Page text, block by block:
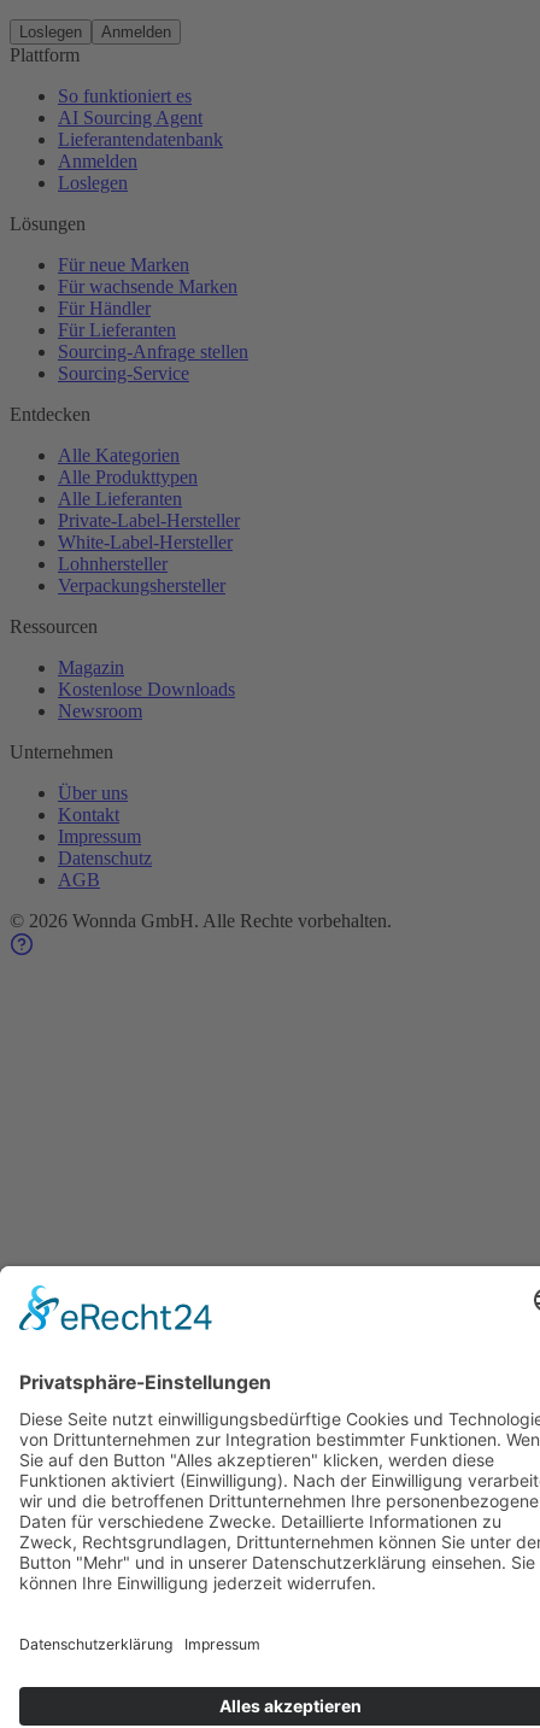
Loslegen Anmelden
Plattform
So funktioniert es
AI Sourcing Agent
Lieferantendatenbank
Anmelden
Loslegen
Lösungen
Für neue Marken
Für wachsende Marken
Für Händler
Für Lieferanten
Sourcing-Anfrage stellen
Sourcing-Service
Entdecken
Alle Kategorien
Alle Produkttypen
Alle Lieferanten
Private-Label-Hersteller
White-Label-Hersteller
Lohnhersteller
Verpackungshersteller
Ressourcen
Magazin
Kostenlose Downloads
Newsroom
Unternehmen
Über uns
Kontakt
Impressum
Datenschutz
AGB
© 2026 Wonnda GmbH. Alle Rechte vorbehalten.